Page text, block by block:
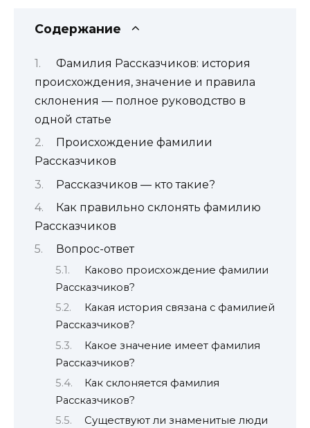
Содержание
Фамилия Рассказчиков: история
происхождения, значение и правила
склонения — полное руководство в
одной статье
Происхождение фамилии
Рассказчиков
Рассказчиков — кто такие?
Как правильно склонять фамилию
Рассказчиков
Вопрос-ответ
Каково происхождение фамилии
Рассказчиков?
Какая история связана с фамилией
Рассказчиков?
Какое значение имеет фамилия
Рассказчиков?
Как склоняется фамилия
Рассказчиков?
Существуют ли знаменитые люди